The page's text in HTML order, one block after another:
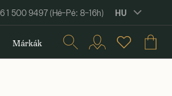
1 500 9497 (Hé–Pé: 8–16h) HU
Márkák